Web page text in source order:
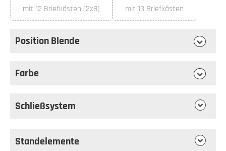
mit 12 Briefkästen (2x8)
(Diese Option ist zurzeit nicht verfügbar.)
mit 13 Briefkästen
(Diese Option ist zurzeit
Position Blende
Farbe
Schließsystem
Standelemente